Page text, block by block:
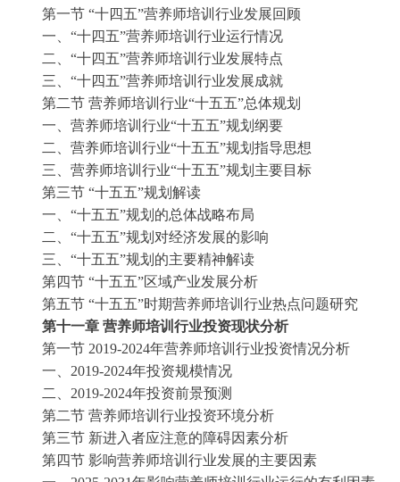
第一节 “十四五”营养师培训行业发展回顾
一、 “十四五”营养师培训行业运行情况
二、 “十四五”营养师培训行业发展特点
三、 “十四五”营养师培训行业发展成就
第二节 营养师培训行业“十五五”总体规划
一、营养师培训行业“十五五”规划纲要
二、营养师培训行业“十五五”规划指导思想
三、营养师培训行业“十五五”规划主要目标
第三节 “十五五”规划解读
一、 “十五五”规划的总体战略布局
二、 “十五五”规划对经济发展的影响
三、 “十五五”规划的主要精神解读
第四节 “十五五”区域产业发展分析
第五节 “十五五”时期营养师培训行业热点问题研究
第十一章 营养师培训行业投资现状分析
第一节 2019-2024年营养师培训行业投资情况分析
一、 2019-2024年投资规模情况
二、 2019-2024年投资前景预测
第二节 营养师培训行业投资环境分析
第三节 新进入者应注意的障碍因素分析
第四节 影响营养师培训行业发展的主要因素